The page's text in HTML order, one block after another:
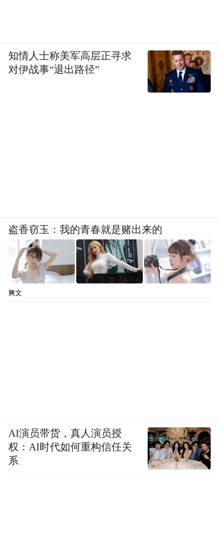
知情人士称美军高层正寻求
对伊战事“退出路径”
盗香窃玉：我的青春就是赌出来的
爽文
AI演员带货，真人演员授
权：AI时代如何重构信任关
系